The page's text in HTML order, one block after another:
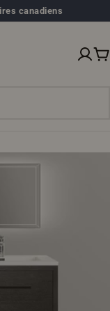
canadiens